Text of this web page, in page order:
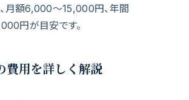
月額6,000〜15,000円、年間
円が目安です。
費用を詳しく解説